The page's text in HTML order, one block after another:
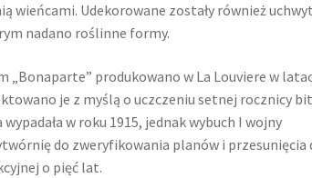
wieńcami. Udekorowane zostały również
nadano roślinne formy.
„Bonaparte” produkowano w La Louviere w
je z myślą o uczczeniu setnej rocznicy
w roku 1915, jednak wybuch I wojny
do zweryfikowania planów i przesunięcia
o pięć lat.